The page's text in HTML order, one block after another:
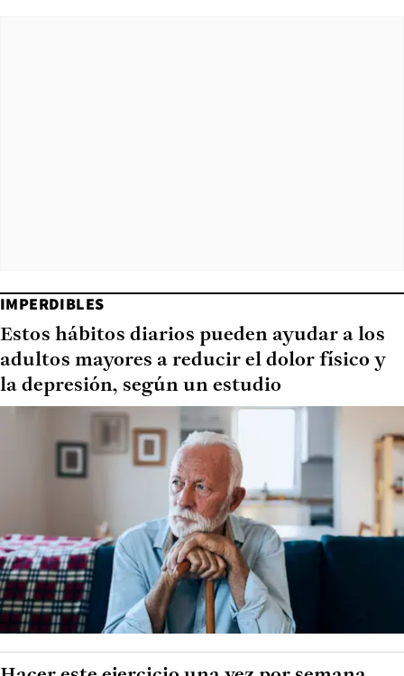
IMPERDIBLES
Estos hábitos diarios pueden ayudar a los
adultos mayores a reducir el dolor físico y
la depresión, según un estudio